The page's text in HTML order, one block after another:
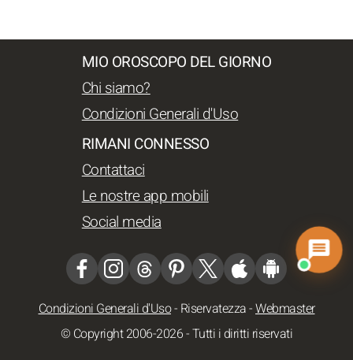
MIO OROSCOPO DEL GIORNO
Chi siamo?
Condizioni Generali d'Uso
RIMANI CONNESSO
Contattaci
Le nostre app mobili
Social media
Condizioni Generali d'Uso- Riservatezza-Webmaster
© Copyright 2006-2026 - Tutti i diritti riservati